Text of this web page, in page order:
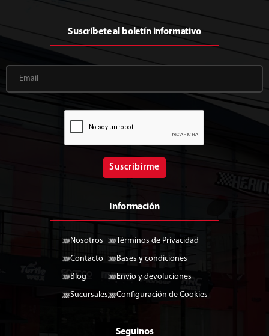
Suscríbete al boletín informativo
Suscribirme
Información
Nosotros
Contacto
Blog
Sucursales
Términos de Privacidad
Bases y condiciones
Envio y devoluciones
Configuración de Cookies
Seguinos